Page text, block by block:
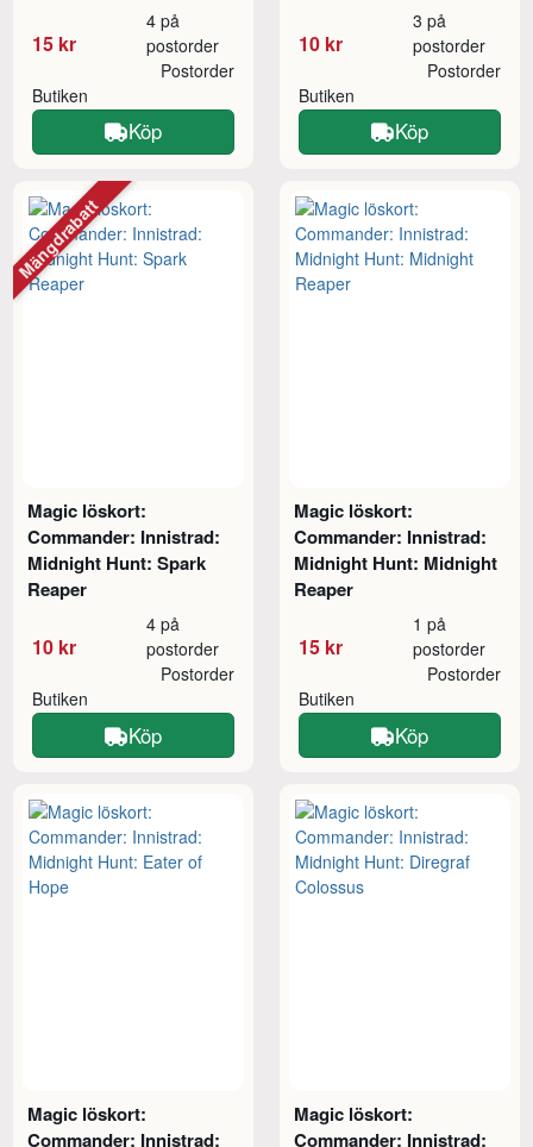
15 kr
4 på
postorder
Butiken
Postorder
Köp
10 kr
3 på
postorder
Butiken
Postorder
Köp
Magic löskort:
Commander: Innistrad:
Midnight Hunt: Spark
Reaper
10 kr
4 på
postorder
Butiken
Postorder
Köp
Mängdrabatt
Magic löskort:
Commander: Innistrad:
Midnight Hunt: Midnight
Reaper
15 kr
1 på
postorder
Butiken
Postorder
Köp
Magic löskort:
Commander: Innistrad:
Magic löskort:
Commander: Innistrad: